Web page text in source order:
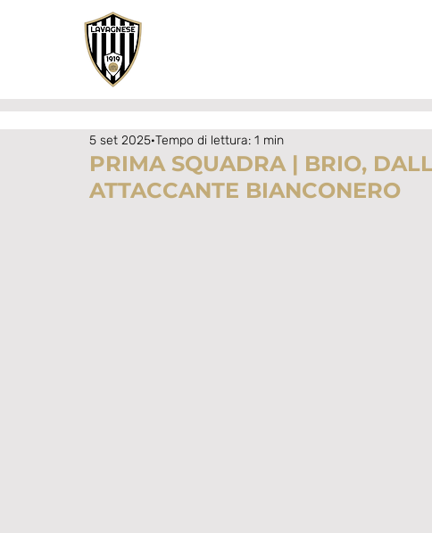
PRIMA SQUADRA | BRIO,
ATTACCANTE BIANCONERO
5 set 2025 Tempo di lettura: 1 min